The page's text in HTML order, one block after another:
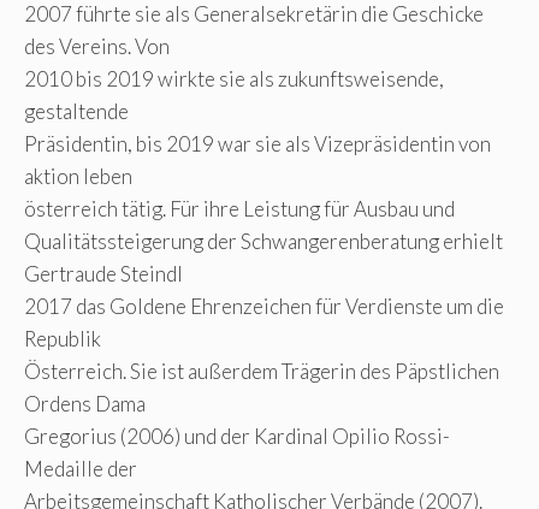
2007 führte sie als Generalsekretärin die Geschicke
des Vereins. Von
2010 bis 2019 wirkte sie als zukunftsweisende,
gestaltende
Präsidentin, bis 2019 war sie als Vizepräsidentin von
aktion leben
österreich tätig. Für ihre Leistung für Ausbau und
Qualitätssteigerung der Schwangerenberatung erhielt
Gertraude Steindl
2017 das Goldene Ehrenzeichen für Verdienste um die
Republik
Österreich. Sie ist außerdem Trägerin des Päpstlichen
Ordens Dama
Gregorius (2006) und der Kardinal Opilio Rossi-
Medaille der
Arbeitsgemeinschaft Katholischer Verbände (2007).